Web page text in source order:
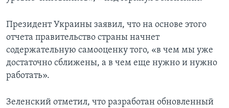
Президент Украины заявил, что на основе этого
отчета правительство страны начнет
содержательную самооценку того, «в чем мы уже
достаточно сближены, а в чем еще нужно и нужно
работать».
Зеленский отметил, что разработан обновленный